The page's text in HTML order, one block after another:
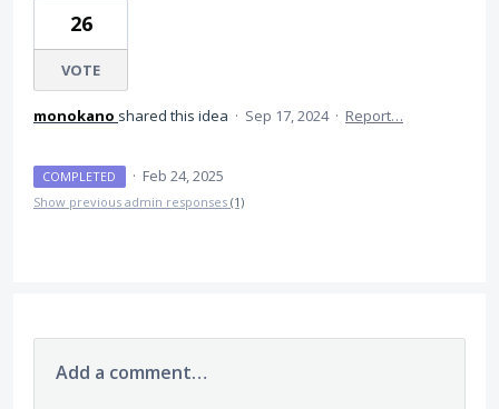
26
VOTE
monokano shared this idea · Sep 17, 2024 · Report…
COMPLETED · Feb 24, 2025
Show previous admin responses (1)
Add a comment…